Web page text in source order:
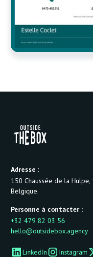
Adresse :
150 Chaussée de la
Belgique.
Personne à contacter :
+32 479 82 03 56
hello@outsidebox.agency
LinkedIn Instagram